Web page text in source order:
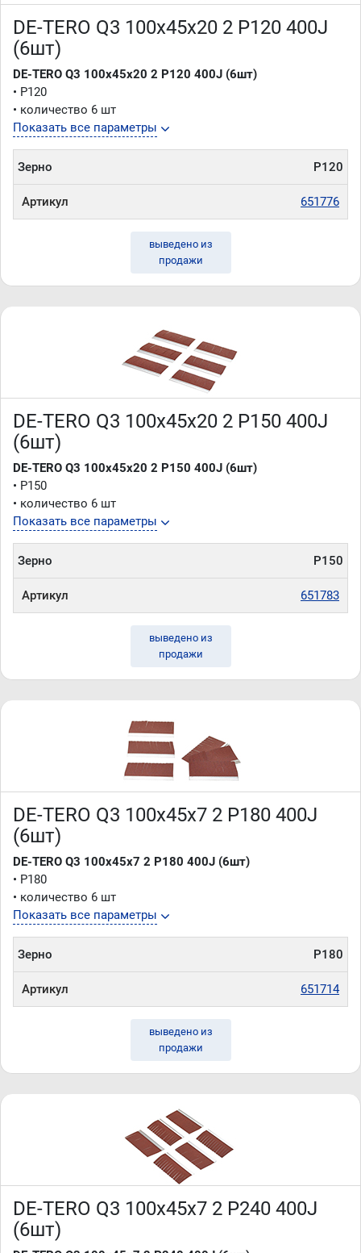
DE-TERO Q3 100х45х20 2 P120 400J
(6шт)
DE-TERO Q3 100х45х20 2 P120 400J (6шт)
• P120
• количество 6 шт
Показать все параметры
Зерно P120
Артикул 651776
выведено из
продажи
DE-TERO Q3 100х45х20 2 P150 400J
(6шт)
DE-TERO Q3 100х45х20 2 P150 400J (6шт)
• P150
• количество 6 шт
Показать все параметры
Зерно P150
Артикул 651783
выведено из
продажи
DE-TERO Q3 100х45х7 2 P180 400J
(6шт)
DE-TERO Q3 100х45х7 2 P180 400J (6шт)
• P180
• количество 6 шт
Показать все параметры
Зерно P180
Артикул 651714
выведено из
продажи
DE-TERO Q3 100х45х7 2 P240 400J
(6шт)